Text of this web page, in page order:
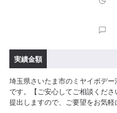
実績金額
埼玉県さいたま市のミヤイボデ
です。【ご安心してご相談くだ
提出しますので、ご要望をお気